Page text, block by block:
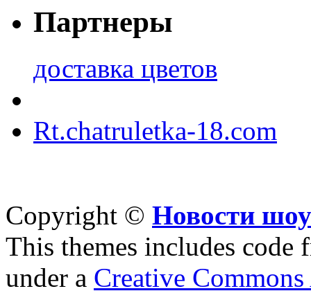
Партнеры
доставка цветов
Rt.chatruletka-18.com
Copyright © Новости
This themes includes code
under a Creative